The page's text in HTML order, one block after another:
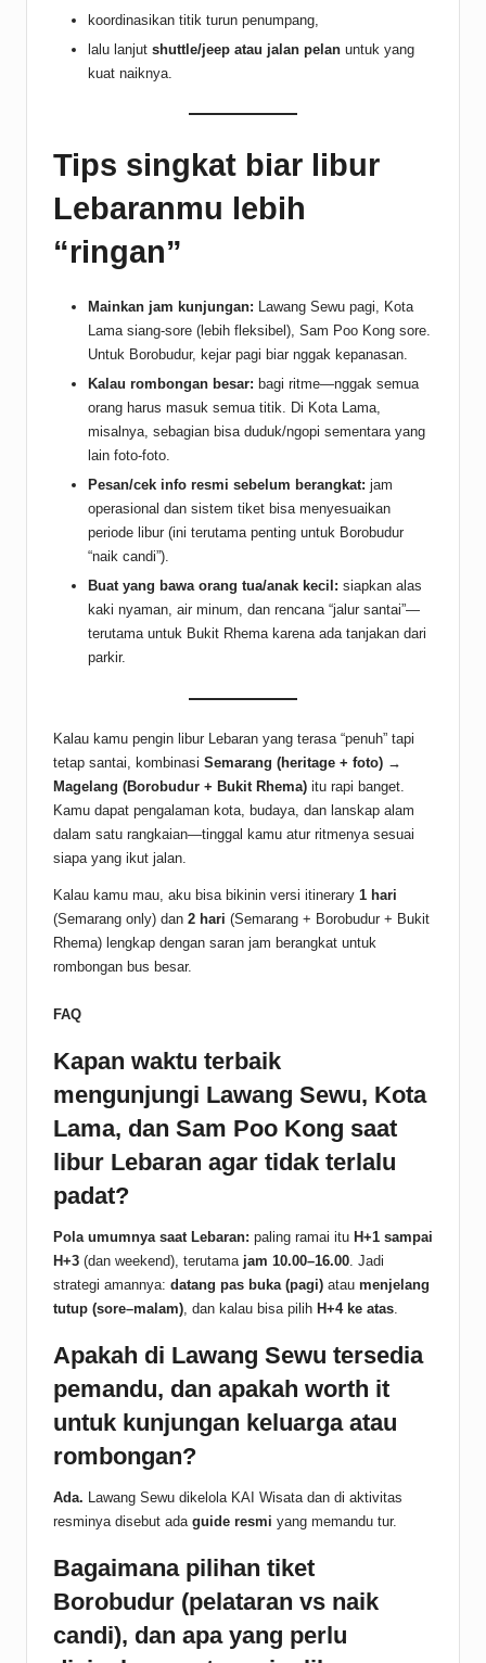
koordinasikan titik turun penumpang,
lalu lanjut shuttle/jeep atau jalan pelan untuk yang
kuat naiknya.
Tips singkat biar libur
Lebaranmu lebih
“ringan”
Mainkan jam kunjungan: Lawang Sewu pagi, Kota
Lama siang-sore (lebih fleksibel), Sam Poo Kong sore.
Untuk Borobudur, kejar pagi biar nggak kepanasan.
Kalau rombongan besar: bagi ritme—nggak semua
orang harus masuk semua titik. Di Kota Lama,
misalnya, sebagian bisa duduk/ngopi sementara yang
lain foto-foto.
Pesan/cek info resmi sebelum berangkat: jam
operasional dan sistem tiket bisa menyesuaikan
periode libur (ini terutama penting untuk Borobudur
“naik candi”).
Buat yang bawa orang tua/anak kecil: siapkan alas
kaki nyaman, air minum, dan rencana “jalur santai”—
terutama untuk Bukit Rhema karena ada tanjakan dari
parkir.
Kalau kamu pengin libur Lebaran yang terasa “penuh” tapi
tetap santai, kombinasi Semarang (heritage + foto) →
Magelang (Borobudur + Bukit Rhema) itu rapi banget.
Kamu dapat pengalaman kota, budaya, dan lanskap alam
dalam satu rangkaian—tinggal kamu atur ritmenya sesuai
siapa yang ikut jalan.
Kalau kamu mau, aku bisa bikinin versi itinerary 1 hari
(Semarang only) dan 2 hari (Semarang + Borobudur + Bukit
Rhema) lengkap dengan saran jam berangkat untuk
rombongan bus besar.
FAQ
Kapan waktu terbaik
mengunjungi Lawang Sewu, Kota
Lama, dan Sam Poo Kong saat
libur Lebaran agar tidak terlalu
padat?
Pola umumnya saat Lebaran: paling ramai itu H+1 sampai
H+3 (dan weekend), terutama jam 10.00–16.00. Jadi
strategi amannya: datang pas buka (pagi) atau menjelang
tutup (sore–malam), dan kalau bisa pilih H+4 ke atas.
Apakah di Lawang Sewu tersedia
pemandu, dan apakah worth it
untuk kunjungan keluarga atau
rombongan?
Ada. Lawang Sewu dikelola KAI Wisata dan di aktivitas
resminya disebut ada guide resmi yang memandu tur.
Bagaimana pilihan tiket
Borobudur (pelataran vs naik
candi), dan apa yang perlu